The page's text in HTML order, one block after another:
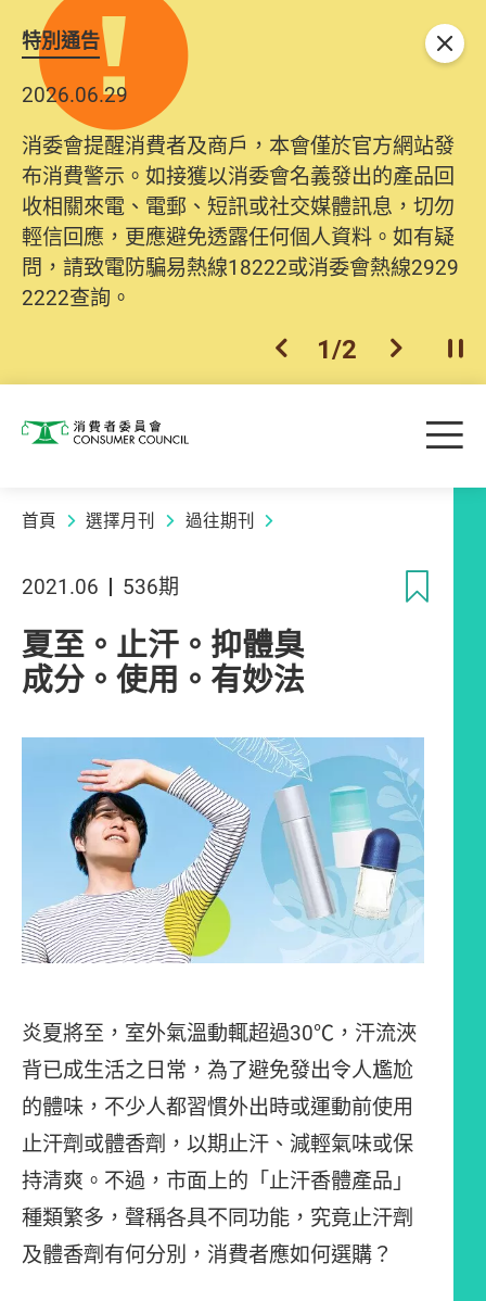
特別通告
2026.06.29
消委會提醒消費者及商戶，本會僅於官方網站發
布消費警示。如接獲以消委會名義發出的產品回
收相關來電、電郵、短訊或社交媒體訊息，切勿
輕信回應，更應避免透露任何個人資料。如有疑
問，請致電防騙易熱線18222或消委會熱線2929
2222查詢。
上一個
1/2 下一個開
關閉
消費者委員會 目
首頁 選擇月刊 過往期刊
2021.06 536期
夏至。止汗。抑體臭
成分。使用。有妙法
炎夏將至，室外氣溫動輒超過30℃，汗流浹
背已成生活之日常，為了避免發出令人尷尬
的體味，不少人都習慣外出時或運動前使用
止汗劑或體香劑，以期止汗、減輕氣味或保
持清爽。不過，市面上的「止汗香體產品」
種類繁多，聲稱各具不同功能，究竟止汗劑
及體香劑有何分別，消費者應如何選購？